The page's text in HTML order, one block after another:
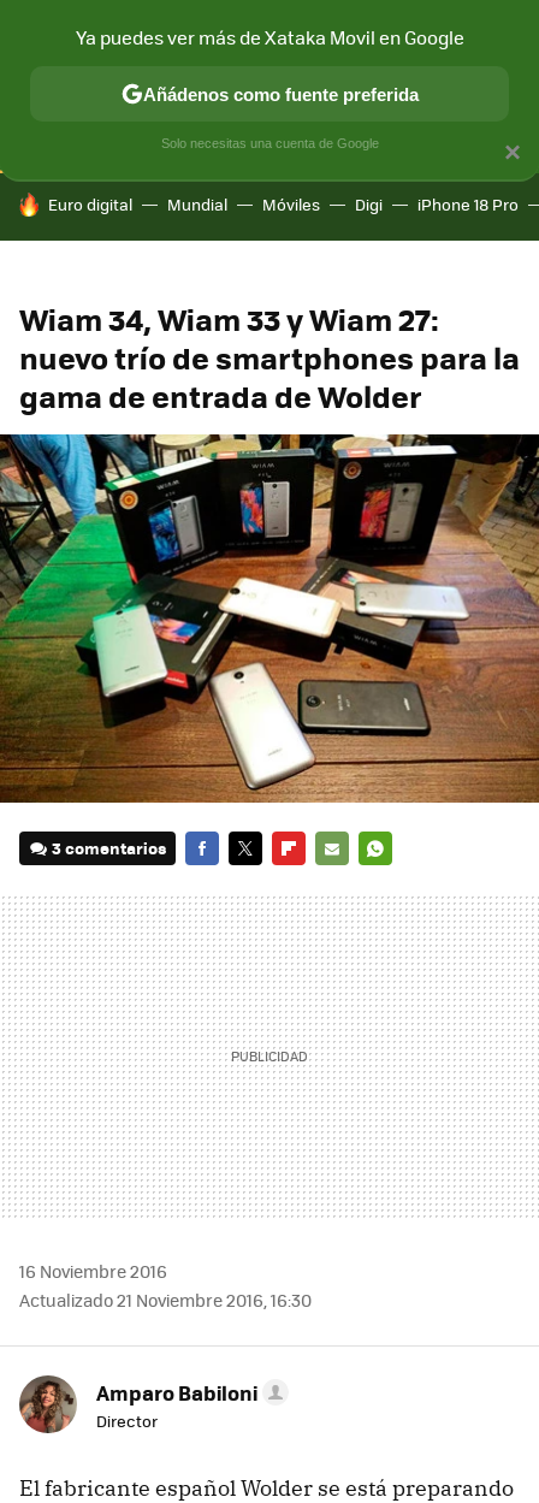
CONECTIVIDAD MÓVIL Y SOCIEDAD APLICACIONES
HOY SE HABLA DE
Euro digital Mundial Móviles Digi iPhone 18 Pro
Wiam 34, Wiam 33 y Wiam 27:
nuevo trío de smartphones para la
gama de entrada de Wolder
3 comentarios
MAIL
16 Noviembre 2016
Actualizado 21 Noviembre 2016, 16:30
Amparo Babiloni
Director
El fabricante español Wolder se está preparando
×
Ya puedes ver más de Xataka Movil en Google
Añádenos como fuente preferida
Solo necesitas una cuenta de Google